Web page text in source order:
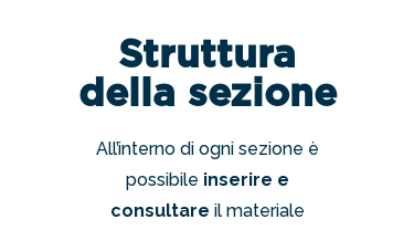
Struttura
della sezione
All’interno di ogni sezione è
possibile inserire e
consultare il materiale